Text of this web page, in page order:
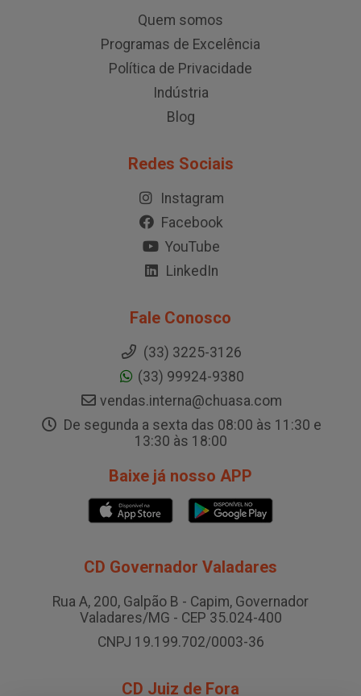
Quem somos
Programas de Excelência
Política de Privacidade
Indústria
Blog
Redes Sociais
Instagram
Facebook
YouTube
LinkedIn
Fale Conosco
(33) 3225-3126
(33) 99924-9380
vendas.interna@chuasa.com
De segunda a sexta das 08:00 às 11:30 e
13:30 às 18:00
Baixe já nosso APP
CD Governador Valadares
Rua A, 200, Galpão B - Capim, Governador
Valadares/MG - CEP 35.024-400
CNPJ 19.199.702/0003-36
CD Juiz de Fora